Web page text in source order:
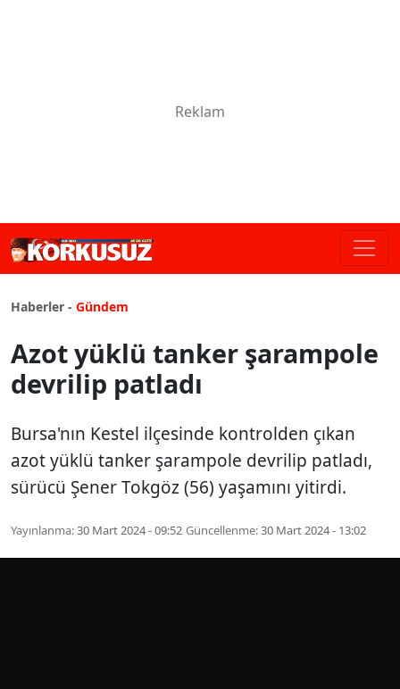
Haberler - Gündem
Azot yüklü tanker şarampole
devrilip patladı
Bursa'nın Kestel ilçesinde kontrolden çıkan
azot yüklü tanker şarampole devrilip patladı,
sürücü Şener Tokgöz (56) yaşamını yitirdi.
Yayınlanma:30 Mart 2024 - 09:52 Güncellenme:30 Mart 2024 - 13:02